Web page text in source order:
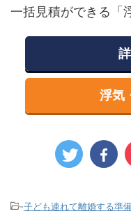
一括見積ができる「
浮気
-子ども連れて離婚する準